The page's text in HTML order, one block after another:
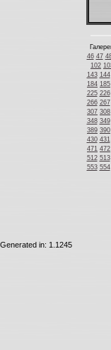
46 47
102
143 144
184 185
225 226
266 267
307 308
348 349
389 390
430 431
471 472
512 513
553 554
Generated in: 1.1245